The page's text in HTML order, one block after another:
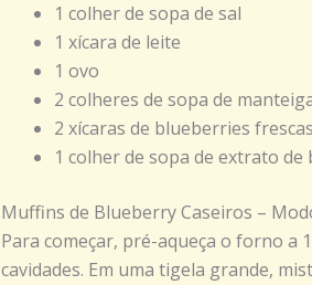
1 colher de sopa de sal
1 xícara de leite
1 ovo
2 colheres de sopa de
2 xícaras de blueberries
1 colher de sopa de extrato de
Muffins de Blueberry Caseiros –
Para começar, pré-aqueça o forno a
cavidades. Em uma tigela grande,